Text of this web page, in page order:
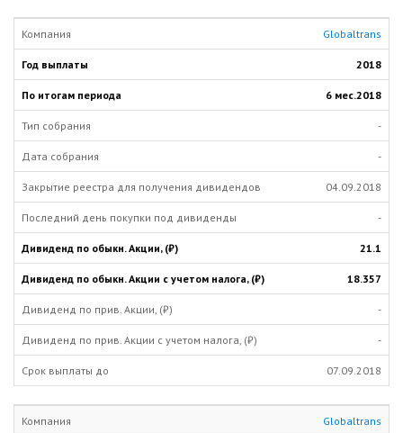
Globaltrans
2018
6 мес.2018
-
-
04.09.2018
-
21.1
18.357
-
-
07.09.2018
Globaltrans